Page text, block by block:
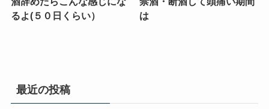
るよ(５０日くらい）
は
最近の投稿